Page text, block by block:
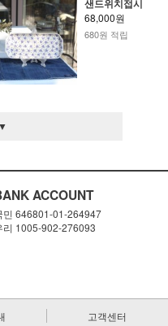
샌드위치접시
68,000원
680원 적립
ACCOUNT
민 646801-01-264947
리 1005-902-276093
고객센터